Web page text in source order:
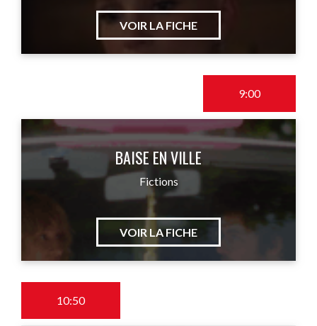
VOIR LA FICHE
9:00
BAISE EN VILLE
Fictions
VOIR LA FICHE
10:50